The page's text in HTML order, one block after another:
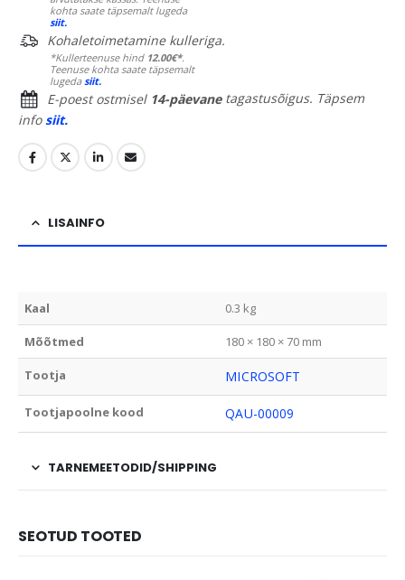
kohta saate täpsemalt lugeda
siit.
Kohaletoimetamine kulleriga.
*Kullerteenuse hind 12.00€*.
Teenuse kohta saate täpsemalt
lugedasiit.
E-poest ostmisel 14-päevanetagastusõigus. Täpsem
infosiit.
LISAINFO
Kaal 0.3 kg
Mõõtmed 180 × 180 × 70 mm
Tootja MICROSOFT
Tootjapoolne kood QAU-00009
TARNEMEETODID/SHIPPING
SEOTUD TOOTED